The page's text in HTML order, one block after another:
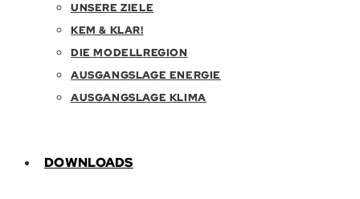
UNSERE ZIELE
KEM & KLAR!
DIE MODELLREGION
AUSGANGSLAGE ENERGIE
AUSGANGSLAGE KLIMA
DOWNLOADS